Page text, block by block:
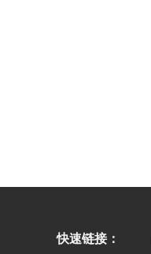
快速链接：